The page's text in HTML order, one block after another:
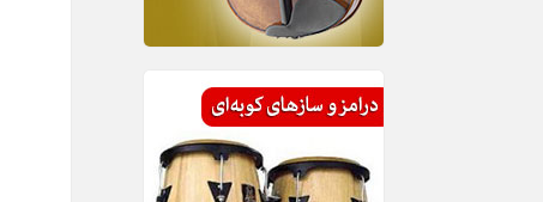
سونور Sonor l
فندر Fender l
می برلین May Berlin l